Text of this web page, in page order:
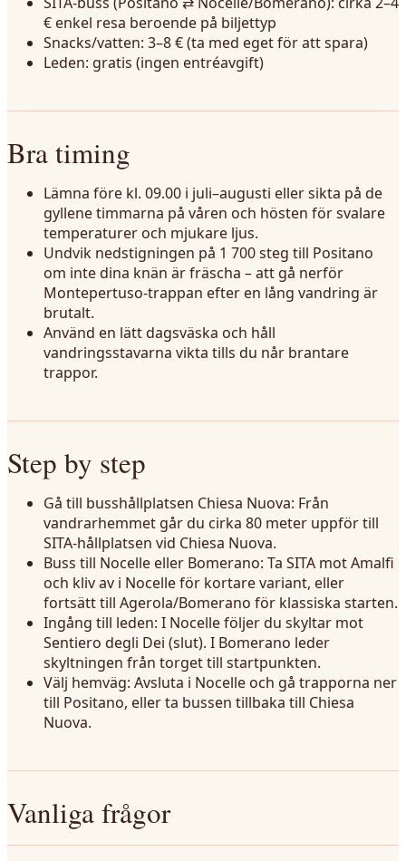
€ enkel resa beroende på biljettyp
Snacks/vatten: 3–8 € (ta med eget för att spara)
Leden: gratis (ingen entréavgift)
Bra timing
Lämna före kl. 09.00 i juli–augusti eller sikta på de
gyllene timmarna på våren och hösten för svalare
temperaturer och mjukare ljus.
Undvik nedstigningen på 1 700 steg till Positano
om inte dina knän är fräscha – att gå nerför
Montepertuso-trappan efter en lång vandring är
brutalt.
Använd en lätt dagsväska och håll
vandringsstavarna vikta tills du når brantare
trappor.
Step by step
Gå till busshållplatsen Chiesa Nuova: Från
vandrarhemmet går du cirka 80 meter uppför till
SITA-hållplatsen vid Chiesa Nuova.
Buss till Nocelle eller Bomerano: Ta SITA mot Amalfi
och kliv av i Nocelle för kortare variant, eller
fortsätt till Agerola/Bomerano för klassiska starten.
Ingång till leden: I Nocelle följer du skyltar mot
Sentiero degli Dei (slut). I Bomerano leder
skyltningen från torget till startpunkten.
Välj hemväg: Avsluta i Nocelle och gå trapporna ner
till Positano, eller ta bussen tillbaka till Chiesa
Nuova.
Vanliga frågor